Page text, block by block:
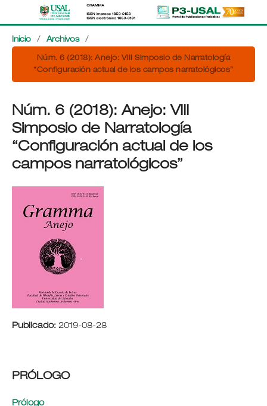
Inicio / Archivos /
Núm. 6 (2018): Anejo: VIII Simposio de Narratología
“Configuración actual de los campos narratológicos”
Núm. 6 (2018): Anejo: VIII
Simposio de Narratología
“Configuración actual de los
campos narratológicos”
Publicado: 2019-08-28
PRÓLOGO
Prólogo